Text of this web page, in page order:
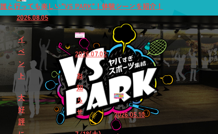
2026.08.05
イ
ベ
ン
ト
大
好
評
2026.07.02
お
知
ら
せ
2026.05.10
誰と行っても楽しい"VS PARK"！体験シーンを紹介！